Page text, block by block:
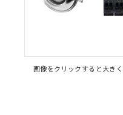
画像をクリックすると大き